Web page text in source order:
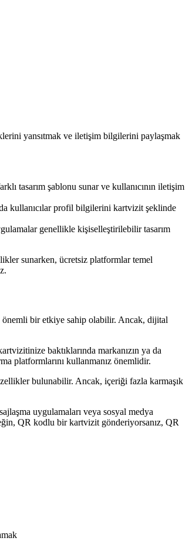
yansıtmak ve iletişim bilgilerini paylaşmak
tasarım şablonu sunar ve kullanıcının iletişim
kullanıcılar profil bilgilerini kartvizit şeklinde
genellikle kişiselleştirilebilir tasarım
sunarken, ücretsiz platformlar temel
bir etkiye sahip olabilir. Ancak, dijital
baktıklarında markanızın ya da
platformlarını kullanmanız önemlidir.
bulunabilir. Ancak, içeriği fazla karmaşık
uygulamaları veya sosyal medya
QR kodlu bir kartvizit gönderiyorsanız, QR